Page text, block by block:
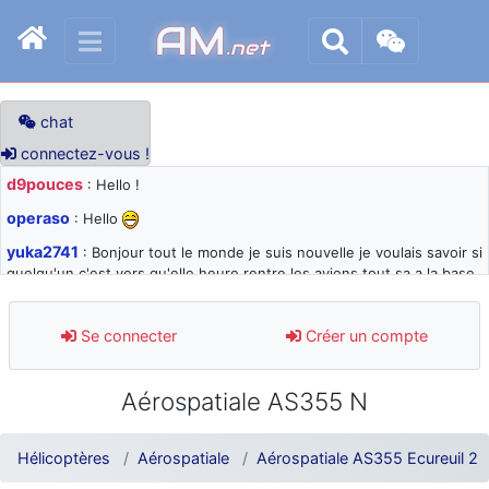
AM.net
chat
connectez-vous !
d9pouces : Hello !
operaso : Hello
yuka2741 : Bonjour tout le monde je suis nouvelle je voulais savoir si
quelqu'un c'est vers qu'elle heure rentre les avions tout sa a la base
d9pouces: désolé pour les quelques blocages du site ces derniers
jours : je teste des méthodes contre le spam et les bots trop nocifs
: Super, la nouvelle bannière
d9pouces: je suis un avion@,._,+ > lesquels ? je ne suis pas sûr de
comprendre
Se connecter Créer un compte
Aérospatiale AS355 N
Hélicoptères Aérospatiale Aérospatiale AS355 Ecureuil 2